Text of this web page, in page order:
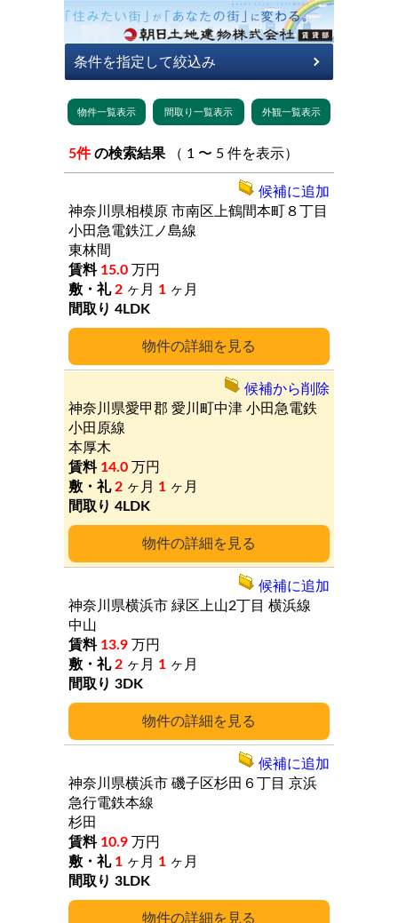
5件 の検索結果 （ 1 〜 5 件を表示）
詳細
神奈川県相模原 市南区上鶴間本町８丁目
小田急電鉄江ノ島線
東林間
15.0 万円
2 ヶ月 1 ヶ月
4LDK
候補に追加
詳細
神奈川県愛甲郡 愛川町中津 小田急電鉄
小田原線
本厚木
14.0 万円
2 ヶ月 1 ヶ月
4LDK
候補から削除
詳細
神奈川県横浜市 緑区上山2丁目 横浜線
中山
13.9 万円
2 ヶ月 1 ヶ月
3DK
候補に追加
詳細
神奈川県横浜市 磯子区杉田６丁目 京浜
急行電鉄本線
杉田
10.9 万円
1 ヶ月 1 ヶ月
3LDK
候補に追加